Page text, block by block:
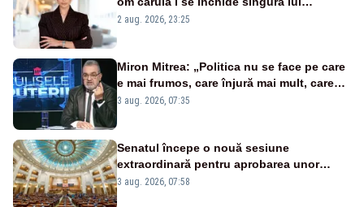
portiță?”
2 aug. 2026, 23:25
Miron Mitrea: „Politica nu se face pe care
e mai frumos, care înjură mai mult, care
țipă mai tare, ci pe proiecte”
3 aug. 2026, 07:35
Senatul începe o nouă sesiune
extraordinară pentru aprobarea unor
jaloane din PNRR
3 aug. 2026, 07:58